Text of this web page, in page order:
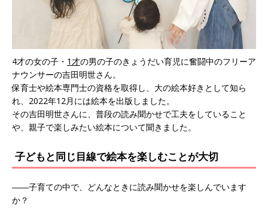
4才の女の子・ 1才の男の子のきょうだい育児に奮闘中のフリーア
ナウンサーの吉田明世さん。
保育士や絵本専門士の資格を取得し、大の絵本好きとして知ら
れ、2022年12月には絵本を出版しました。
その吉田明世さんに、普段の読み聞かせで工夫をしていること
や、親子で楽しみたい絵本について聞きました。
子どもと同じ目線で絵本を楽しむことが大切
――子育ての中で、どんなときに読み聞かせを楽しんでいます
か？